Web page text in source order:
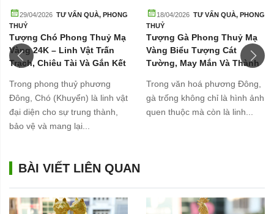
29/04/2026 TƯ VẤN QUÀ, PHONG
THUỶ
Tượng Chó Phong Thuỷ Mạ
Vàng 24K – Linh Vật Trấn
Trạch, Chiêu Tài Và Gắn Kết
Trong phong thuỷ phương
Đông, Chó (Khuyển) là linh vật
đại diện cho sự trung thành,
bảo vệ và mang lại...
18/04/2026 TƯ VẤN QUÀ, PHONG
THUỶ
Tượng Gà Phong Thuỷ Mạ
Vàng Biểu Tượng Cát
Tường, May Mắn Và Thành
Trong văn hoá phương Đông,
gà trống không chỉ là hình ảnh
quen thuộc mà còn là linh...
BÀI VIẾT LIÊN QUAN